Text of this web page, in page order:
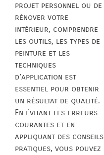
projet personnel ou de
rénover votre
intérieur, comprendre
les outils, les types de
peinture et les
techniques
d’application est
essentiel pour obtenir
un résultat de qualité.
En évitant les erreurs
courantes et en
appliquant des conseils
pratiques, vous pouvez